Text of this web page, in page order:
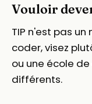
Vouloir
TIP n'est pas un
coder, visez
ou une école
différents.